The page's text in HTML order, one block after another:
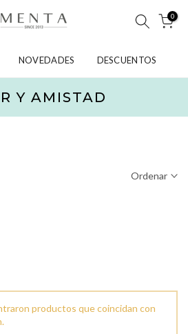
0
NOVEDADES DESCUENTOS
Y AMISTAD
Ordenar
productos que coincidan con